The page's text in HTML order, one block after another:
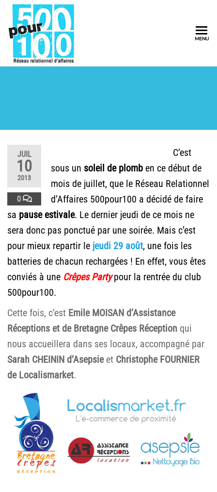
MENU
JUIL
10
2013
0
C’est
sous un soleil de plomb en ce début de
mois de juillet, que le Réseau Relationnel
d’Affaires 500pour100 a décidé de faire
sa pause estivale. Le dernier jeudi de ce mois ne
sera donc pas ponctué par une soirée. Mais c’est
pour mieux repartir le jeudi 29 août, une fois les
batteries de chacun rechargées ! En effet, vous êtes
conviés à une Crêpes Partypour la rentrée du club
500pour100.
Cette fois, c’est Emile MOISAN d’Assistance
Réceptions et de Bretagne Crêpes Réception qui
nous accueillera dans ses locaux, accompagné par
Sarah CHEININ d’Asepsieet Christophe FOURNIER
de Localismarket.